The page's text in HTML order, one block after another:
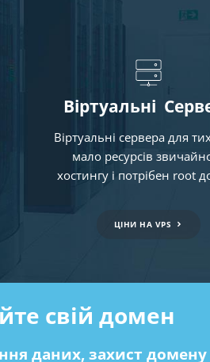
Віртуальні
Віртуальні сервера для
мало ресурсів
хостингу і потрібен root
ЦІНИ НА VPS
свій домен
даних, захист домену